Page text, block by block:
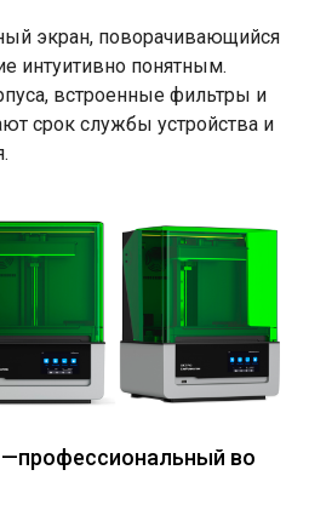
экран, поворачивающийся
интуитивно понятным.
встроенные фильтры и
срок службы устройства и
—профессиональный во